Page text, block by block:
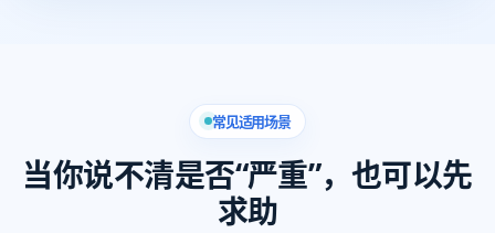
常见适用场景
当你说不清是否“严重”，也可以先
求助